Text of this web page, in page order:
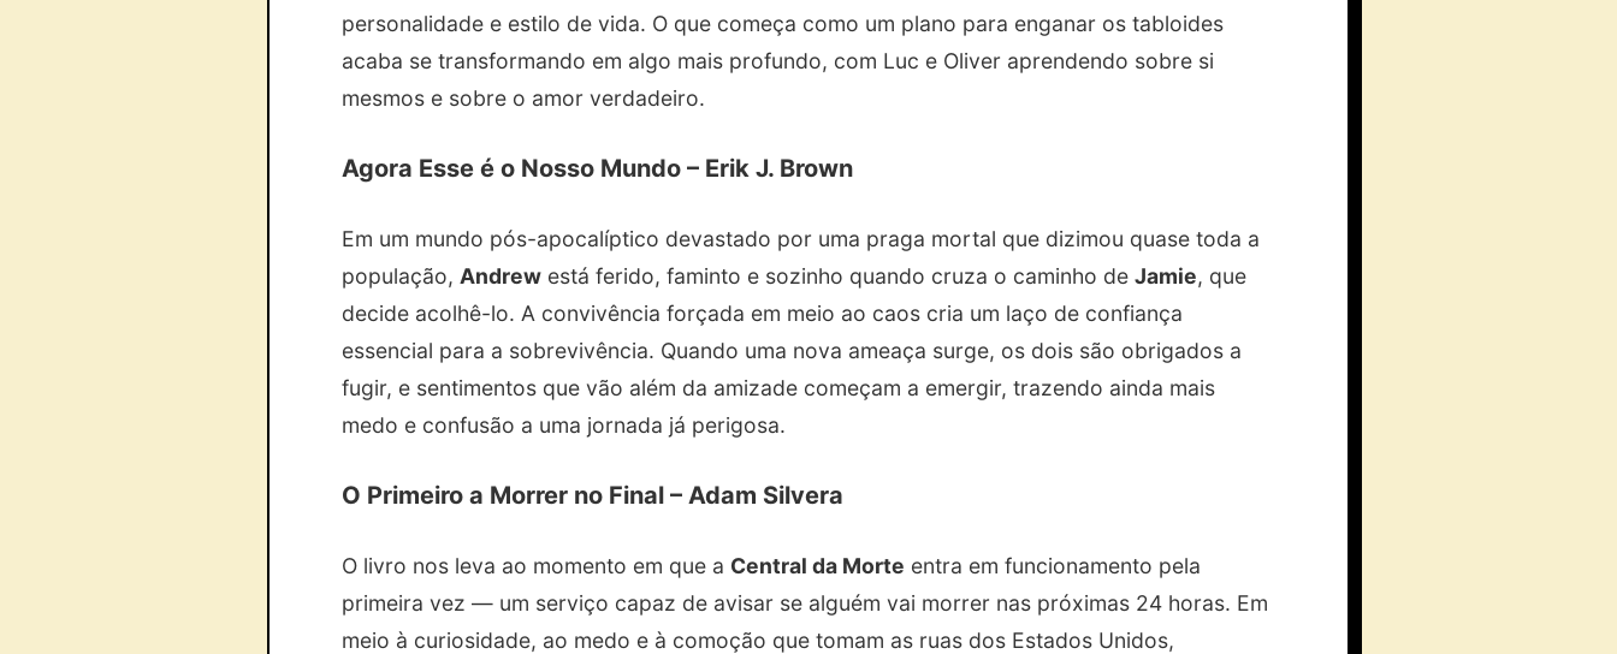
personalidade e estilo de vida. O que começa como um plano para enganar os tabloides
acaba se transformando em algo mais profundo, com Luc e Oliver aprendendo sobre si
mesmos e sobre o amor verdadeiro.
Agora Esse é o Nosso Mundo – Erik J. Brown
Em um mundo pós-apocalíptico devastado por uma praga mortal que dizimou quase toda a
população, Andrew está ferido, faminto e sozinho quando cruza o caminho de Jamie, que
decide acolhê-lo. A convivência forçada em meio ao caos cria um laço de confiança
essencial para a sobrevivência. Quando uma nova ameaça surge, os dois são obrigados a
fugir, e sentimentos que vão além da amizade começam a emergir, trazendo ainda mais
medo e confusão a uma jornada já perigosa.
O Primeiro a Morrer no Final – Adam Silvera
O livro nos leva ao momento em que a Central da Morte entra em funcionamento pela
primeira vez — um serviço capaz de avisar se alguém vai morrer nas próximas 24 horas. Em
meio à curiosidade, ao medo e à comoção que tomam as ruas dos Estados Unidos,